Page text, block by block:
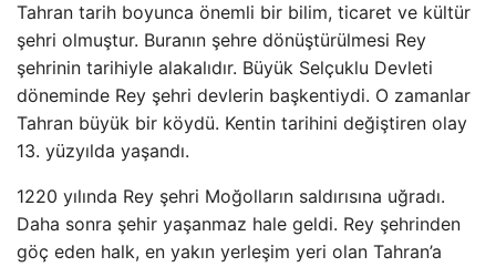
Tahran tarih boyunca önemli bir bilim, ticaret ve kültür
şehri olmuştur. Buranın şehre dönüştürülmesi Rey
şehrinin tarihiyle alakalıdır. Büyük Selçuklu Devleti
döneminde Rey şehri devlerin başkentiydi. O zamanlar
Tahran büyük bir köydü. Kentin tarihini değiştiren olay
13. yüzyılda yaşandı.
1220 yılında Rey şehri Moğolların saldırısına uğradı.
Daha sonra şehir yaşanmaz hale geldi. Rey şehrinden
göç eden halk, en yakın yerleşim yeri olan Tahran’a